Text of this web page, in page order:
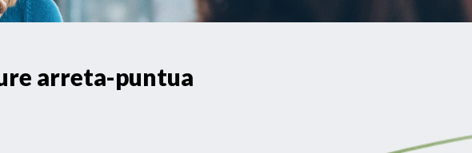
arreta-puntua